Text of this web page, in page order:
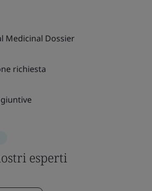
Medicinal Dossier
richiesta
esperti